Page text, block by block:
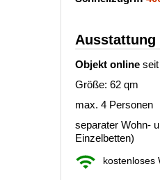
Ausstattung
Objekt online
Größe: 62 qm
max. 4 Personen
separater Wohn-
Einzelbetten)
kostenloses